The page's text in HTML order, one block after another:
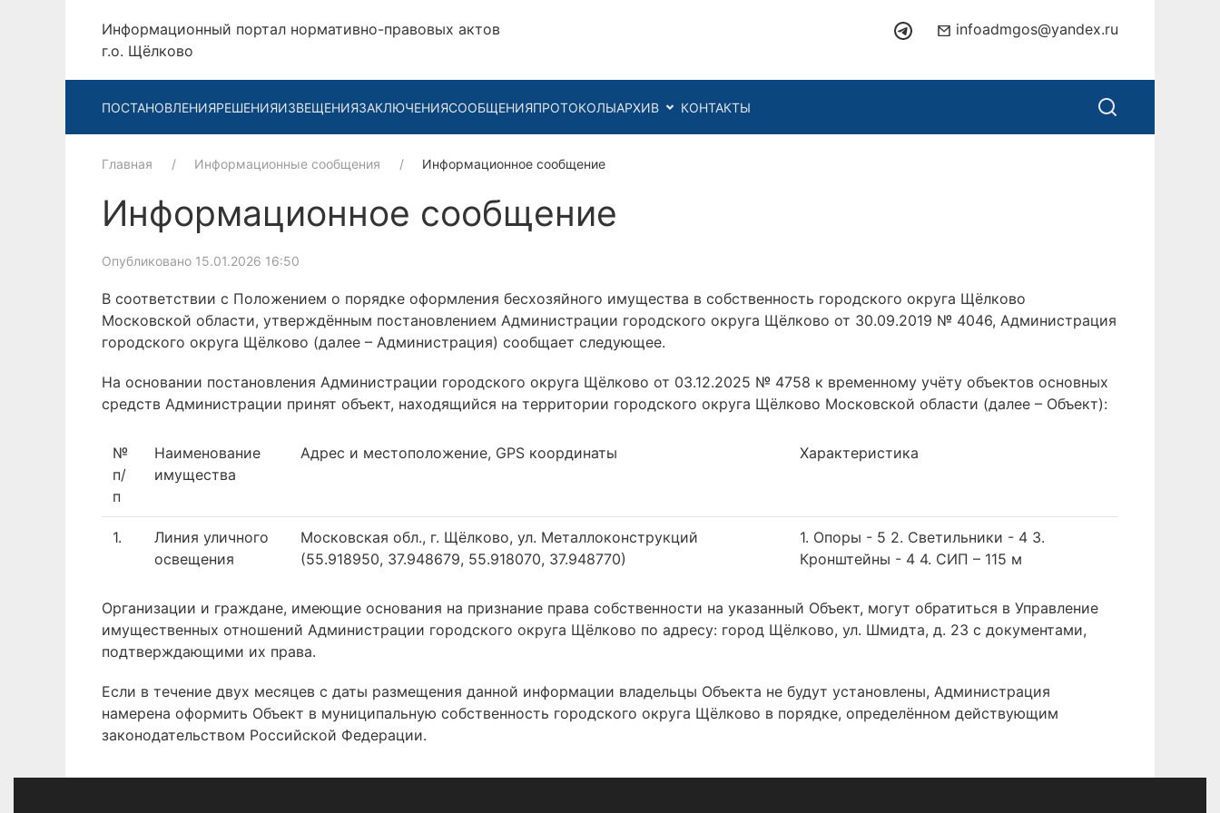
Информационный портал нормативно-правовых актов
г.о. Щёлково
infoadmgos@yandex.ru
ПОСТАНОВЛЕНИЯРЕШЕНИЯИЗВЕЩЕНИЯЗАКЛЮЧЕНИЯСООБЩЕНИЯПРОТОКОЛЫАРХИВ КОНТАКТЫ
Главная Информационные сообщения Информационное сообщение
Информационное сообщение
Опубликовано 15.01.2026 16:50
В соответствии с Положением о порядке оформления бесхозяйного имущества в собственность городского округа Щёлково
Московской области, утверждённым постановлением Администрации городского округа Щёлково от 30.09.2019 № 4046, Администрация
городского округа Щёлково (далее – Администрация) сообщает следующее.
На основании постановления Администрации городского округа Щёлково от 03.12.2025 № 4758 к временному учёту объектов основных
средств Администрации принят объект, находящийся на территории городского округа Щёлково Московской области (далее – Объект):
№
п/
п
Наименование
имущества
Адрес и местоположение, GPS координаты Характеристика
1.
Линия уличного
освещения
Московская обл., г. Щёлково, ул. Металлоконструкций
(55.918950, 37.948679, 55.918070, 37.948770)
1. Опоры - 5 2. Светильники - 4 3.
Кронштейны - 4 4. СИП – 115 м
Организации и граждане, имеющие основания на признание права собственности на указанный Объект, могут обратиться в Управление
имущественных отношений Администрации городского округа Щёлково по адресу: город Щёлково, ул. Шмидта, д. 23 с документами,
подтверждающими их права.
Если в течение двух месяцев с даты размещения данной информации владельцы Объекта не будут установлены, Администрация
намерена оформить Объект в муниципальную собственность городского округа Щёлково в порядке, определённом действующим
законодательством Российской Федерации.